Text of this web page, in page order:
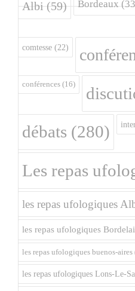
Albi(59) Bordeaux
comtesse (22)
conférences (16)
débats (280)
Les repas
les repas ufologiques
les repas ufologiques
les repas ufologiques buenos-aires
les repas ufologiques Lons-Le-